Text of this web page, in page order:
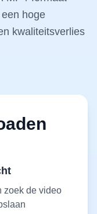
hoge
kwaliteitsverlies
zoek de video